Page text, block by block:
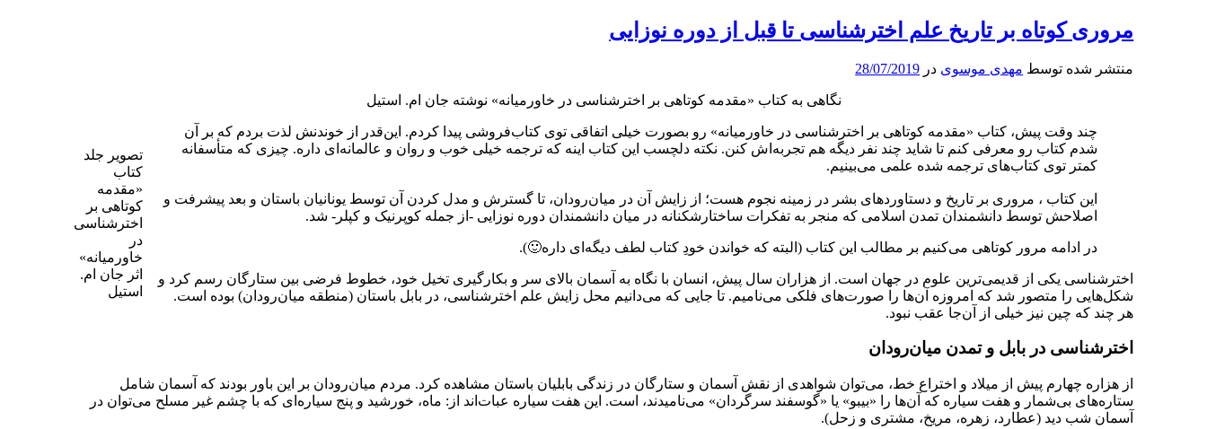
مروری کوتاه بر تاریخ علم اخترشناسی تا قبل از دوره نوزایی
منتشر شده توسط مهدی موسوی در 28/07/2019
نگاهی به کتاب «مقدمه کوتاهی بر اخترشناسی در خاورمیانه» نوشته جان ام. استیل
تصویر جلد
کتاب
«مقدمه
کوتاهی بر
اخترشناسی
در
خاورمیانه»
اثر جان ام.
استیل
چند وقت پیش، کتاب «مقدمه‌ کوتاهی بر اخترشناسی در خاورمیانه» رو بصورت خیلی اتفاقی توی کتاب‌فروشی پیدا کردم. این‌قدر از خوندنش لذت بردم که بر آن
شدم کتاب رو معرفی کنم تا شاید چند نفر دیگه هم تجربه‌اش کنن. نکته دلچسب این کتاب اینه که ترجمه خیلی خوب و روان و عالمانه‌‌ای داره. چیزی که متأسفانه
کمتر توی کتاب‌های ترجمه شده علمی می‌بینیم.
این کتاب ، مروری بر تاریخ و دستاوردهای بشر در زمینه نجوم هست؛ از زایش آن در میان‌رودان، تا گسترش و مدل کردن آن توسط یونانیان باستان و بعد پیشرفت و
اصلاحش توسط دانشمندان تمدن اسلامی که منجر به تفکرات ساختارشکنانه در میان دانشمندان دوره نوزایی -از جمله کوپرنیک و کپلر- شد.
در ادامه مرور کوتاهی می‌کنیم بر مطالب این کتاب (البته که خواندن خودِ کتاب لطف دیگه‌ای داره🙂).
اخترشناسی یکی از قدیمی‌ترین علوم در جهان است. از هزاران سال پیش، انسان با نگاه به آسمان بالای سر و بکارگیری تخیل خود، خطوط فرضی بین ستارگان رسم کرد و
شکل‌هایی را متصور شد که امروزه آن‌ها را صورت‌های فلکی می‌نامیم. تا جایی که می‌دانیم محل زایش علم اخترشناسی، در بابل باستان (منطقه میان‌رودان) بوده‌ است.
هر چند که چین نیز خیلی از آن‌جا عقب نبود.
اخترشناسی در بابل و تمدن میان‌رودان
از هزاره چهارم پیش از میلاد و اختراع خط، می‌توان شواهدی از نقش آسمان و ستارگان در زندگی بابلیان باستان مشاهده کرد. مردم میان‌رودان بر این باور بودند که آسمان شامل
ستاره‌های بی‌شمار و هفت سیاره که آن‌ها را «بیبو» یا «گوسفند سرگردان» می‌نامیدند، است. این هفت سیاره عبات‌اند از: ماه، خورشید و پنج سیاره‌‌ای که با چشم غیر مسلح می‌توان در
آسمان شب دید (عطارد، زهره، مریخ، مشتری و زحل).